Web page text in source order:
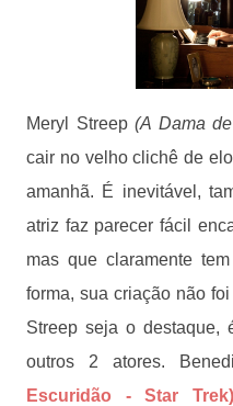
Meryl Streep(A Dama
cair no velho clichê de
amanhã. É inevitável,
atriz faz parecer fácil
mas que claramente
forma, sua criação não
Streep seja o destaque,
outros 2 atores.
Escuridão - Star Trek)